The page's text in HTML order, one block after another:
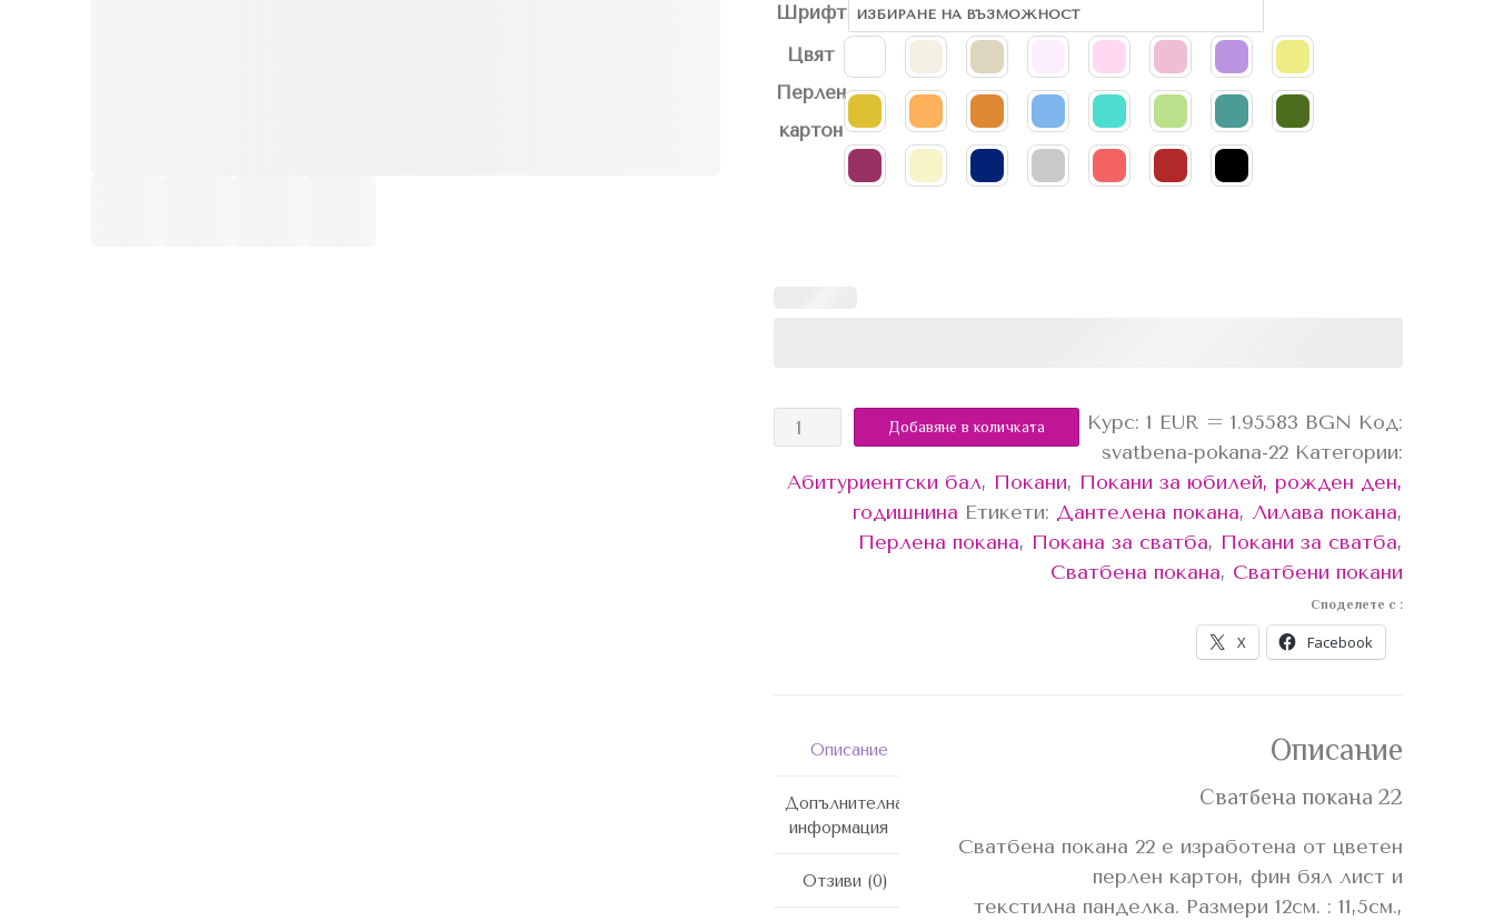
Шрифт
Цвят
Перлен
картон
Добавяне в количката Курс: 1 EUR = 1.95583 BGN Код:
svatbena-pokana-22 Категории:
Абитуриентски бал, Покани, Покани за юбилей, рожден ден,
годишнина Етикети: Дантелена покана, Лилава покана,
Перлена покана, Покана за сватба, Покани за сватба,
Сватбена покана, Сватбени покани
Споделете с :
X Facebook
Описание
Допълнителна
информация
Отзиви (0)
Описание
Сватбена покана 22
Сватбена покана 22 е изработена от цветен
перлен картон, фин бял лист и
текстилна панделка. Размери 12см. : 11,5см.,